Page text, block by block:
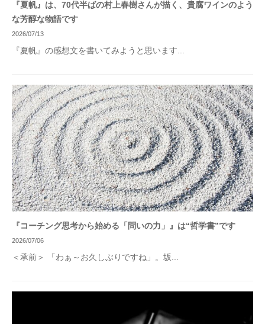
『夏帆』は、70代半ばの村上春樹さんが描く、貴腐ワインのよう
な芳醇な物語です
2026/07/13
『夏帆』の感想文を書いてみようと思います...
『コーチング思考から始める「問いの力」』は“哲学書”です
2026/07/06
＜承前＞ 「わぁ～お久しぶりですね」。坂...